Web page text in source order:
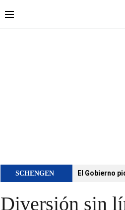
SCHENGEN El Gobierno
Diversión sin